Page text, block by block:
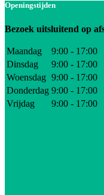
Openingstijden
Bezoek uitsluitend op
Maandag
9:00 - 17:00
Dinsdag
9:00 - 17:00
Woensdag 9:00 - 17:00
Donderdag 9:00 - 17:00
Vrijdag
9:00 - 17:00